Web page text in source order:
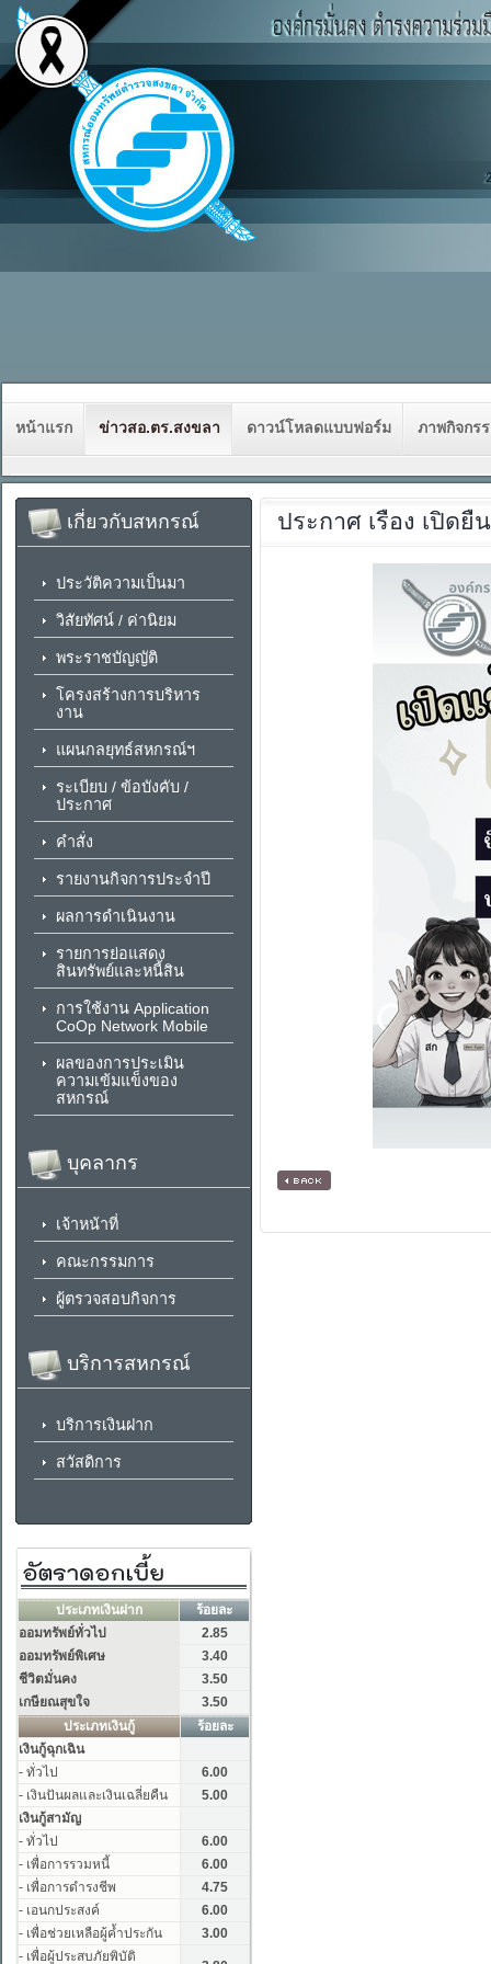
หน้าแรก ข่าวสอ.ตร.สงขลา ดาวน์โหลดแบบฟอร์ม ภาพกิจกร
ประกาศ เรื่อง เปิด
เกี่ยวกับสหกรณ์
ประวัติความเป็นมา
วิสัยทัศน์ / ค่านิยม
พระราชบัญญัติ
โครงสร้างการบริหาร
งาน
แผนกลยุทธ์สหกรณ์ฯ
ระเบียบ / ข้อบังคับ /
ประกาศ
คำสั่ง
รายงานกิจการประจำปี
ผลการดำเนินงาน
รายการย่อแสดง
สินทรัพย์และหนี้สิน
การใช้งาน Application
CoOp Network Mobile
ผลของการประเมิน
ความเข้มแข็งของ
สหกรณ์
บุคลากร
เจ้าหน้าที่
คณะกรรมการ
ผู้ตรวจสอบกิจการ
บริการสหกรณ์
บริการเงินฝาก
สวัสดิการ